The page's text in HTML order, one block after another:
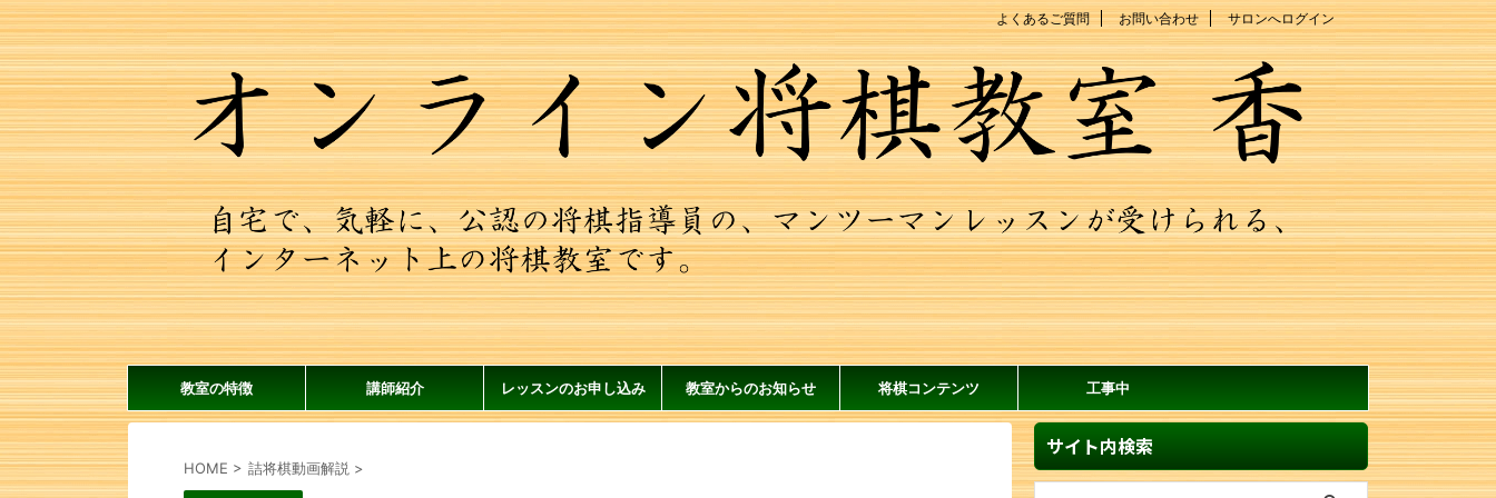
よくあるご質問 お問い合わせ サロンへログイン
教室の特徴 講師紹介 レッスンのお申し込み 教室からのお知らせ 将棋コンテンツ 工事中
HOME > 詰将棋動画解説 >
サイト内検索